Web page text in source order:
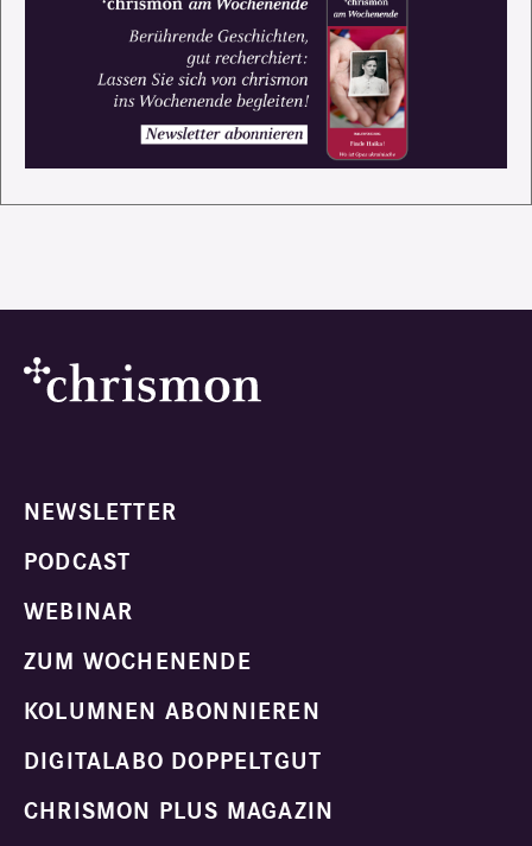
NEWSLETTER
PODCAST
WEBINAR
ZUM WOCHENENDE
KOLUMNEN ABONNIEREN
DIGITALABO DOPPELTGUT
CHRISMON PLUS MAGAZIN